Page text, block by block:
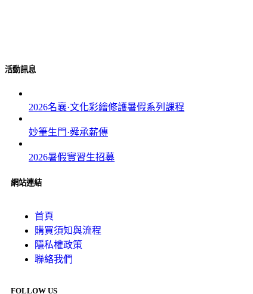
活動訊息
2026名襄·文化彩繪修護暑假系列課程
妙筆生門·舜承薪傳
2026暑假實習生招募
網站連結
首頁
購買須知與流程
隱私權政策
聯絡我們
FOLLOW US